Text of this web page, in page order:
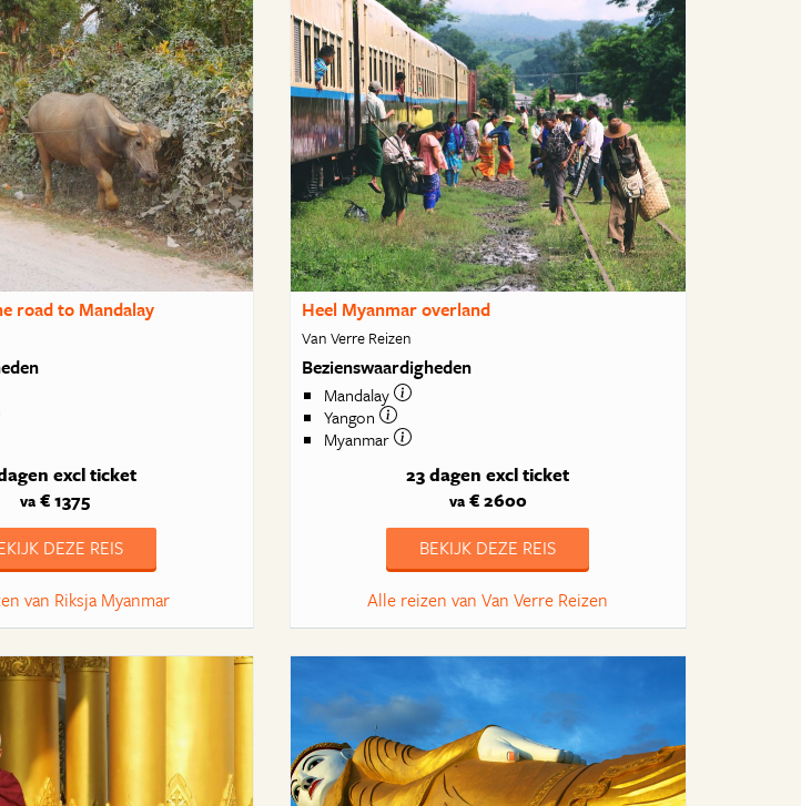
road to Mandalay
excl ticket
va € 1375
DEZE REIS
van Riksja Myanmar
Heel Myanmar overland
Van Verre Reizen
Bezienswaardigheden
Mandalay
Yangon
Myanmar
23 dagen excl ticket
va€ 2600
BEKIJK DEZE REIS
Alle reizen van Van Verre Reizen